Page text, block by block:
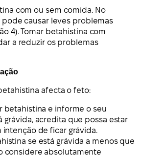
com ou sem comida. No
causar leves problemas
4). Tomar betahistina com
a reduzir os problemas
afecta o feto:
betahistina e informe o seu
grávida, acredita que possa estar
intenção de ficar grávida.
se está grávida a menos que
considere absolutamente